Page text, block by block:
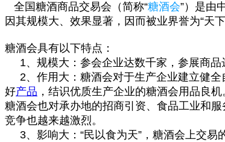
全国糖酒商品交易会（简称“糖酒会”）是由
因其规模大、效果显著，因而被业界誉为“天下
糖酒会具有以下特点：
1、规模大：参会企业达数千家，参展商品
2、作用大：糖酒会对于生产企业建立健全
好产品 ，结识优质生产企业的糖酒会用品良
糖酒会也对承办地的招商引资、食品工业和
竞争也越来越激烈。
3、影响大：“民以食为天”，糖酒会上交易